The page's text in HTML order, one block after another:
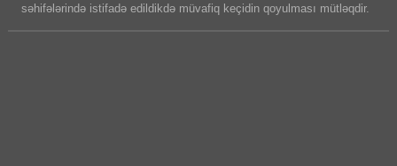
səhifələrində istifadə edildikdə müvafiq keçidin qoyulması mütləqdir.